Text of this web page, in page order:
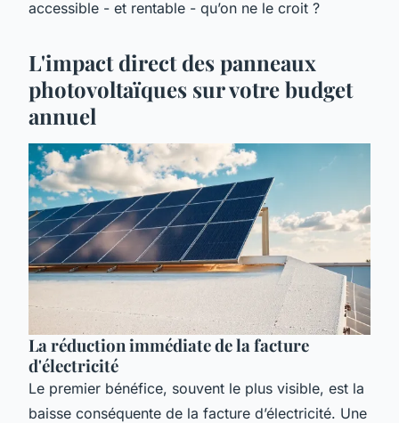
accessible - et rentable - qu’on ne le croit ?
L'impact direct des panneaux
photovoltaïques sur votre budget
annuel
La réduction immédiate de la facture
d'électricité
Le premier bénéfice, souvent le plus visible, est la
baisse conséquente de la facture d’électricité. Une